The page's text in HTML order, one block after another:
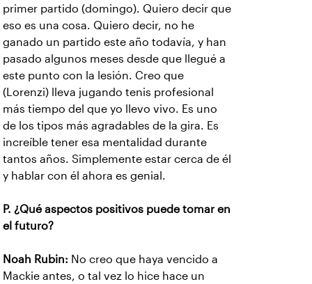
primer partido (domingo). Quiero decir que
eso es una cosa. Quiero decir, no he
ganado un partido este año todavía, y han
pasado algunos meses desde que llegué a
este punto con la lesión. Creo que
(Lorenzi) lleva jugando tenis profesional
más tiempo del que yo llevo vivo. Es uno
de los tipos más agradables de la gira. Es
increíble tener esa mentalidad durante
tantos años. Simplemente estar cerca de él
y hablar con él ahora es genial.
P. ¿Qué aspectos positivos puede tomar en
el futuro?
Noah Rubin: No creo que haya vencido a
Mackie antes, o tal vez lo hice hace un